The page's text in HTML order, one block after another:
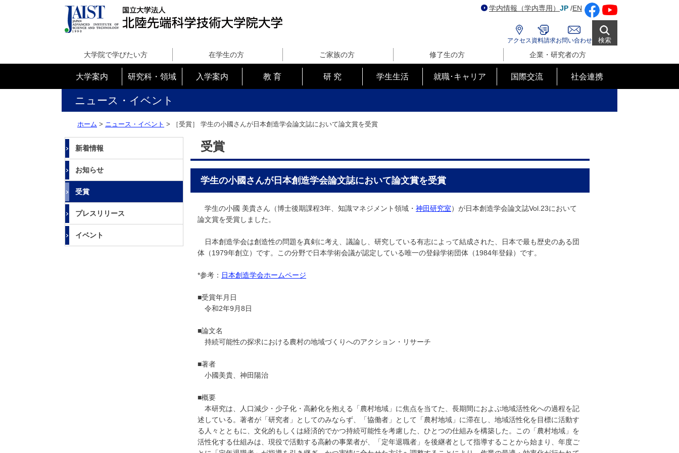
端
科
学
技
術
大
学
院
大
学
学内情報（学内専用） JP /EN
アクセス 資料請求お問い合わせ 検索
大学院で学びたい方 在学生の方 ご家族の方 修了生の方 企業・研究者の方
大学案内 研究科・領域 入学案内 教 育 研 究 学生生活 就職･キャリア 国際交流 社会連携
ニュース・イベント
ホーム > ニュース・イベント > ［受賞］ 学生の小國さんが日本創造学会論文誌において論文賞を受賞
新着情報
お知らせ
受賞
プレスリリース
イベント
受賞
学生の小國さんが日本創造学会論文誌において論文賞を受賞
学生の小國 美貴さん（博士後期課程3年、知識マネジメント領域・ 神田研究室）が日本創造学会論文誌Vol.23において
論文賞を受賞しました。
日本創造学会は創造性の問題を真剣に考え、議論し、研究している有志によって結成された、日本で最も歴史のある団
体（1979年創立）です。この分野で日本学術会議が認定している唯一の登録学術団体（1984年登録）です。
*参考： 日本創造学会ホームページ
■受賞年月日
令和2年9月8日
■論文名
持続可能性の探求における農村の地域づくりへのアクション・リサーチ
■著者
小國美貴、神田陽治
■概要
本研究は、人口減少・少子化・高齢化を抱える「農村地域」に焦点を当てた、長期間におよぶ地域活性化への過程を記
述している。著者が「研究者」としてのみならず、「協働者」として「農村地域」に滞在し、地域活性化を目標に活動す
る人々とともに、文化的もしくは経済的でかつ持続可能性を考慮した、ひとつの仕組みを構築した。この「農村地域」を
活性化する仕組みは、現役で活動する高齢の事業者が、「定年退職者」を後継者として指導することから始まり、年度ご